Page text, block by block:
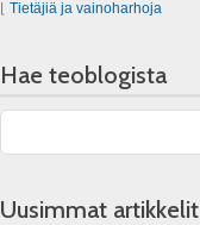
⌊ Tietäjiä ja vainoharhoja
Hae teoblogista
Uusimmat artikkelit